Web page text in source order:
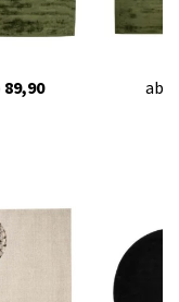
89,90 ab